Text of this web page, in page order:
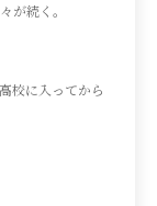
が続く。
校に入ってから